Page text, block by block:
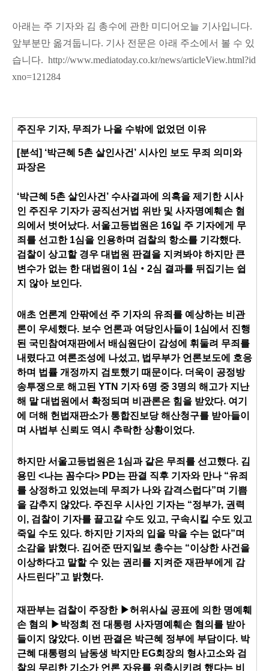
아래는 주 기자와 김 총수에 관한 미디어오늘 기사입니다.
앞부분만 옮겨둡니다. 기사 전문은 아래 주소에서 볼 수 있
습니다. http://www.mediatoday.co.kr/news/articleView.html?id
xno=121284
주진우 기자, 무죄가 나올 수밖에 없었던 이유
[분석] ‘박근혜 5촌 살인사건’ 시사인 보도 무죄 의미와
파장은
‘박근혜 5촌 살인사건’ 수사결과에 의혹을 제기한 시사
인 주진우 기자가 공직선거법 위반 및 사자명예훼손 혐
의에서 벗어났다. 서울고등법원은 16일 주 기자에게 무
죄를 선고한 1심을 인용하며 검찰의 항소를 기각했다.
검찰이 상고할 경우 대법원 판결을 지켜봐야 하지만 큰
변수가 없는 한 대법원이 1심‧2심 결과를 뒤집기는 쉽
지 않아 보인다.
애초 언론계 안팎에선 주 기자의 유죄를 예상하는 비관
론이 우세했다. 보수 언론과 여당인사들이 1심에서 진행
된 국민참여재판에서 배심원단이 감성에 휘둘려 무죄를
내렸다고 여론조성에 나섰고, 법무부가 언론보도에 호응
하며 법률 개정까지 검토했기 때문이다. 더욱이 공정방
송투쟁으로 해고된 YTN 기자 6명 중 3명의 해고가 지난
해 말 대법원에서 확정되며 비관론은 힘을 받았다. 여기
에 더해 헌법재판소가 통합진보당 해산청구를 받아들이
며 사법부 신뢰도 역시 추락한 상황이었다.
하지만 서울고등법원은 1심과 같은 무죄를 선고했다. 김
용민 <나는 꼼수다> PD는 판결 직후 기자와 만나 “유죄
를 상정하고 있었는데 무죄가 나와 감격스럽다”며 기쁨
을 감추지 않았다. 주진우 시사인 기자는 “정부가, 권력
이, 검찰이 기자를 끌고갈 수도 있고, 구속시킬 수도 있고
죽일 수도 있다. 하지만 기자의 입을 막을 수는 없다”며
소감을 밝혔다. 김어준 딴지일보 총수는 “이상한 사건을
이상하다고 말할 수 있는 권리를 지켜준 재판부에게 감
사드린다”고 밝혔다.
재판부는 검찰이 주장한 ▶허위사실 공표에 의한 명예훼
손 혐의 ▶박정희 전 대통령 사자명예훼손 혐의를 받아
들이지 않았다. 이번 판결은 박근혜 정부에 부담이다. 박
근혜 대통령의 남동생 박지만 EG회장의 형사고소와 검
찰의 무리한 기소가 언론 자유를 위축시키려 했다는 비